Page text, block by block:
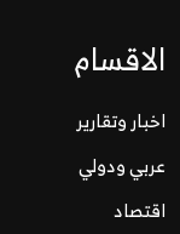
الاقسام
اخبار وتقارير
عربي ودولي
اقتصاد